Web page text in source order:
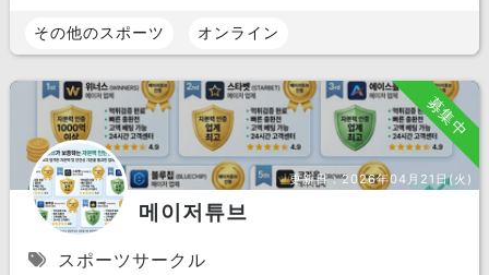
その他のスポーツ オンライン
募集中
更新日：2026年04月21日(火)
메이저튜브
スポーツサークル